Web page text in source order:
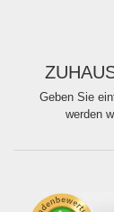
Geben Sie
werden